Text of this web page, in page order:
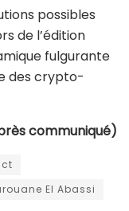
possibles
de l’édition
fulgurante
des crypto-
communiqué)
El Abassi